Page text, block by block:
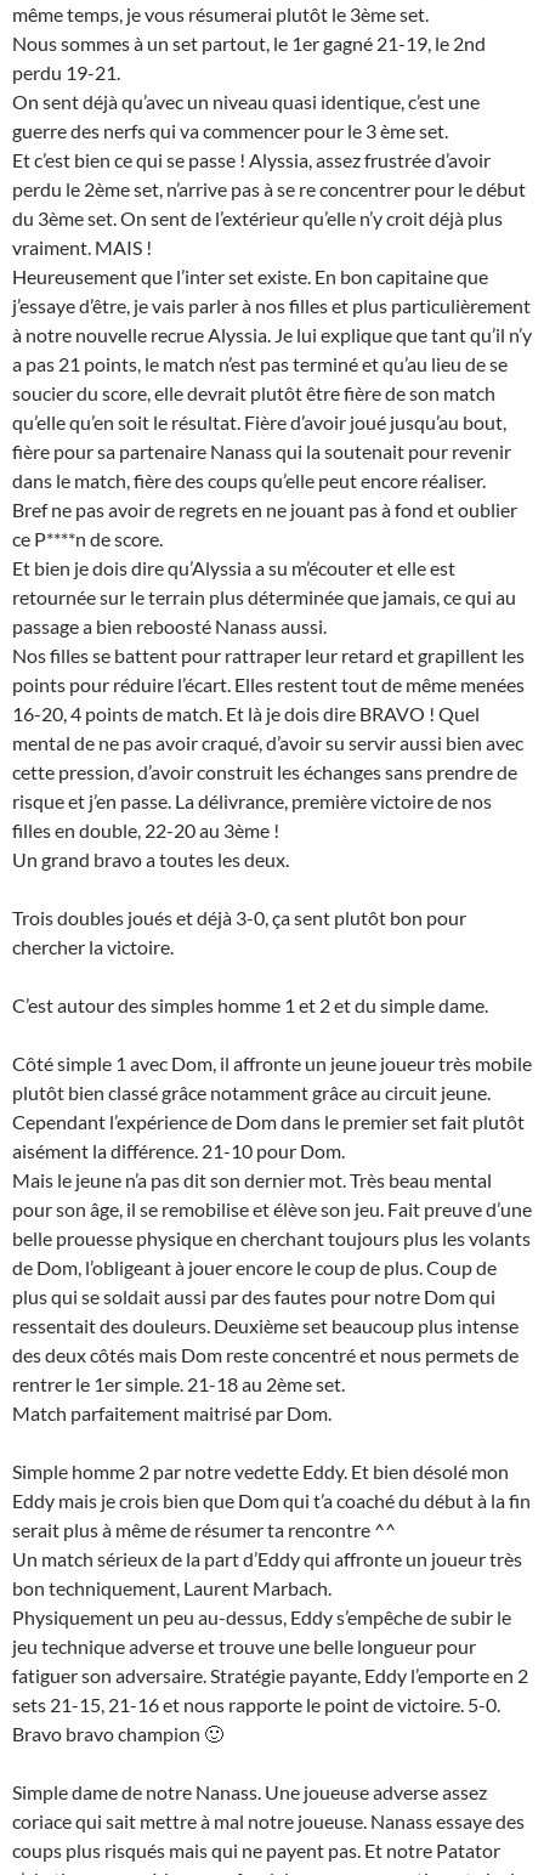
même temps, je vous résumerai plutôt le 3ème set.
Nous sommes à un set partout, le 1er gagné 21-19, le 2nd
perdu 19-21.
On sent déjà qu’avec un niveau quasi identique, c’est une
guerre des nerfs qui va commencer pour le 3 ème set.
Et c’est bien ce qui se passe ! Alyssia, assez frustrée d’avoir
perdu le 2ème set, n’arrive pas à se re concentrer pour le début
du 3ème set. On sent de l’extérieur qu’elle n’y croit déjà plus
vraiment. MAIS !
Heureusement que l’inter set existe. En bon capitaine que
j’essaye d’être, je vais parler à nos filles et plus particulièrement
à notre nouvelle recrue Alyssia. Je lui explique que tant qu’il n’y
a pas 21 points, le match n’est pas terminé et qu’au lieu de se
soucier du score, elle devrait plutôt être fière de son match
qu’elle qu’en soit le résultat. Fière d’avoir joué jusqu’au bout,
fière pour sa partenaire Nanass qui la soutenait pour revenir
dans le match, fière des coups qu’elle peut encore réaliser.
Bref ne pas avoir de regrets en ne jouant pas à fond et oublier
ce P****n de score.
Et bien je dois dire qu’Alyssia a su m’écouter et elle est
retournée sur le terrain plus déterminée que jamais, ce qui au
passage a bien reboosté Nanass aussi.
Nos filles se battent pour rattraper leur retard et grapillent les
points pour réduire l’écart. Elles restent tout de même menées
16-20, 4 points de match. Et là je dois dire BRAVO ! Quel
mental de ne pas avoir craqué, d’avoir su servir aussi bien avec
cette pression, d’avoir construit les échanges sans prendre de
risque et j’en passe. La délivrance, première victoire de nos
filles en double, 22-20 au 3ème !
Un grand bravo a toutes les deux.
Trois doubles joués et déjà 3-0, ça sent plutôt bon pour
chercher la victoire.
C’est autour des simples homme 1 et 2 et du simple dame.
Côté simple 1 avec Dom, il affronte un jeune joueur très mobile
plutôt bien classé grâce notamment grâce au circuit jeune.
Cependant l’expérience de Dom dans le premier set fait plutôt
aisément la différence. 21-10 pour Dom.
Mais le jeune n’a pas dit son dernier mot. Très beau mental
pour son âge, il se remobilise et élève son jeu. Fait preuve d’une
belle prouesse physique en cherchant toujours plus les volants
de Dom, l’obligeant à jouer encore le coup de plus. Coup de
plus qui se soldait aussi par des fautes pour notre Dom qui
ressentait des douleurs. Deuxième set beaucoup plus intense
des deux côtés mais Dom reste concentré et nous permets de
rentrer le 1er simple. 21-18 au 2ème set.
Match parfaitement maitrisé par Dom.
Simple homme 2 par notre vedette Eddy. Et bien désolé mon
Eddy mais je crois bien que Dom qui t’a coaché du début à la fin
serait plus à même de résumer ta rencontre ^^
Un match sérieux de la part d’Eddy qui affronte un joueur très
bon techniquement, Laurent Marbach.
Physiquement un peu au-dessus, Eddy s’empêche de subir le
jeu technique adverse et trouve une belle longueur pour
fatiguer son adversaire. Stratégie payante, Eddy l’emporte en 2
sets 21-15, 21-16 et nous rapporte le point de victoire. 5-0.
Bravo bravo champion 🙂
Simple dame de notre Nanass. Une joueuse adverse assez
coriace qui sait mettre à mal notre joueuse. Nanass essaye des
coups plus risqués mais qui ne payent pas. Et notre Patator